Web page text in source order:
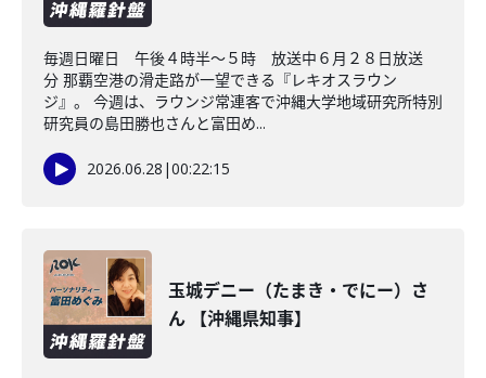
毎週日曜日 午後４時半～５時 放送中６月２８日放送
分 那覇空港の滑走路が一望できる『レキオスラウン
ジ』。 今週は、ラウンジ常連客で沖縄大学地域研究所特別
研究員の島田勝也さんと富田め...
2026.06.28 |00:22:15
玉城デニー（たまき・でにー）さ
ん 【沖縄県知事】